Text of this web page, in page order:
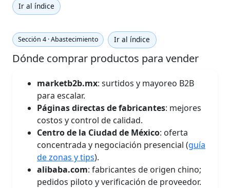
Ir al índice
Sección 4 · Abastecimiento Ir al índice
Dónde comprar productos para vender
marketb2b.mx: surtidos y mayoreo B2B
para escalar.
Páginas directas de fabricantes: mejores
costos y control de calidad.
Centro de la Ciudad de México: oferta
concentrada y negociación presencial (guía
de zonas y tips).
alibaba.com: fabricantes de origen chino;
pedidos piloto y verificación de proveedor.